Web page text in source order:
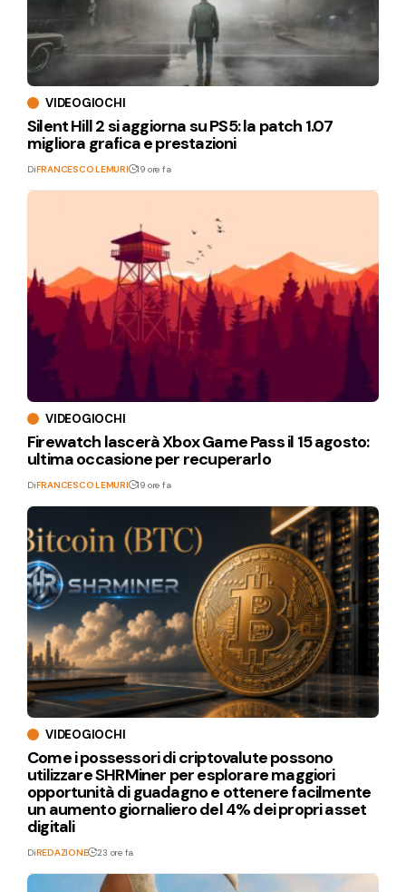
VIDEOGIOCHI
Silent Hill 2 si aggiorna su PS5: la patch 1.07
migliora grafica e prestazioni
DiFRANCESCO LEMURI 19 ore fa
VIDEOGIOCHI
Firewatch lascerà Xbox Game Pass il 15 agosto:
ultima occasione per recuperarlo
DiFRANCESCO LEMURI 19 ore fa
VIDEOGIOCHI
Come i possessori di criptovalute possono
utilizzare SHRMiner per esplorare maggiori
opportunità di guadagno e ottenere facilmente
un aumento giornaliero del 4% dei propri asset
digitali
DiREDAZIONE 23 ore fa